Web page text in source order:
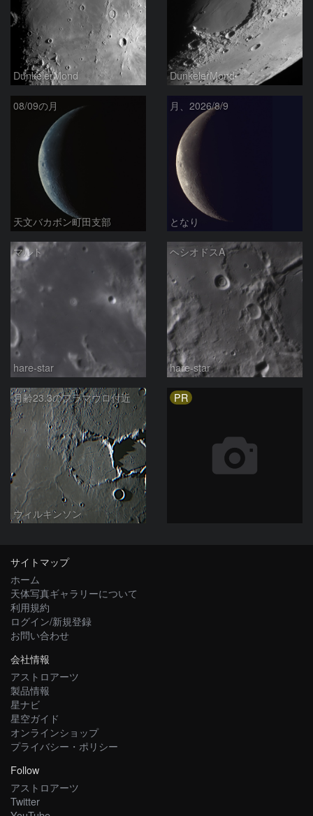
DunkelerMond DunkelerMond
08/09の月
天文バカボン町田支部
月、2026/8/9
となり
マルト
hare-star
ヘシオドスA
hare-star
月齢23.3のフラマウロ付近
ウィルキンソン
PR
サイトマップ
ホーム
天体写真ギャラリーについて
利用規約
ログイン/新規登録
お問い合わせ
会社情報
アストロアーツ
製品情報
星ナビ
星空ガイド
オンラインショップ
プライバシー・ポリシー
Follow
アストロアーツ
Twitter